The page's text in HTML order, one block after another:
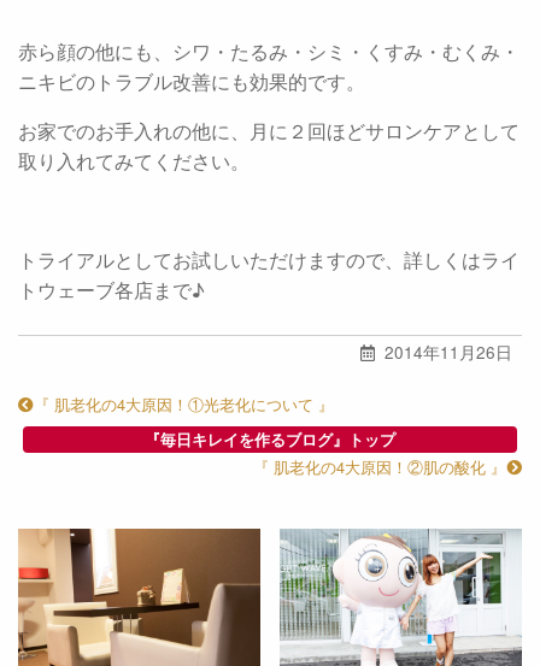
赤ら顔の他にも、シワ・たるみ・シミ・くすみ・むくみ・
ニキビのトラブル改善にも効果的です。
お家でのお手入れの他に、月に２回ほどサロンケアとして
取り入れてみてください。
トライアルとしてお試しいただけますので、詳しくはライ
トウェーブ各店まで♪
2014年11月26日
『 肌老化の4大原因！①光老化について 』
『毎日キレイを作るブログ』トップ
『 肌老化の4大原因！②肌の酸化 』